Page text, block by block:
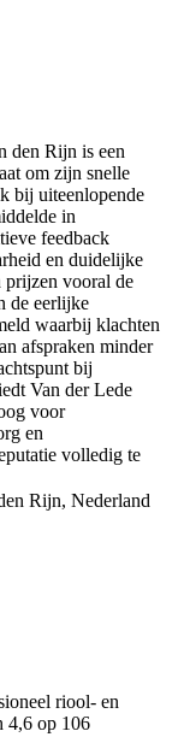
den Rijn is een
om zijn snelle
bij uiteenlopende
in
feedback
en duidelijke
prijzen vooral de
de eerlijke
waarbij klachten
afspraken minder
bij
Van der Lede
voor
en
volledig te
Rijn, Nederland
riool- en
4,6 op 106